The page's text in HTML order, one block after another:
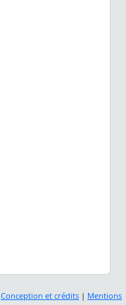
Conception et crédits | Mentions